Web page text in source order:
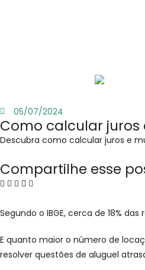
05/07/2024
Como calcular
Descubra como calcular juros e
Compartilhe esse
Segundo o IBGE, cerca de 18%
E quanto maior o número de
resolver questões de aluguel